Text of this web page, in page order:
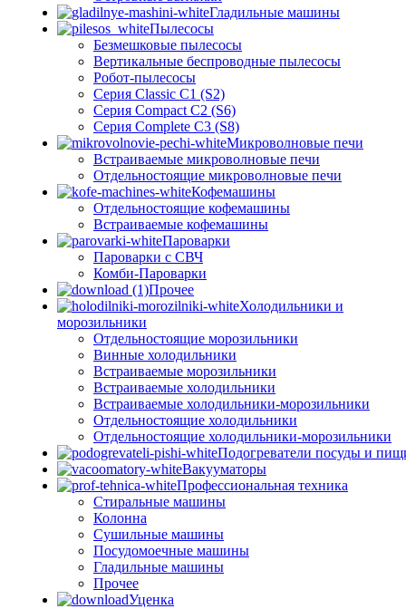
Гладильные машины
Пылесосы
Безмешковые пылесосы
Вертикальные беспроводные пылесосы
Робот-пылесосы
Серия Classic C1 (S2)
Серия Compact C2 (S6)
Серия Complete C3 (S8)
Микроволновые печи
Встраиваемые микроволновые печи
Отдельностоящие микроволновые печи
Кофемашины
Отдельностоящие кофемашины
Встраиваемые кофемашины
Пароварки
Пароварки с СВЧ
Комби-Пароварки
Прочее
Холодильники и
морозильники
Отдельностоящие морозильники
Винные холодильники
Встраиваемые морозильники
Встраиваемые холодильники
Встраиваемые холодильники-морозильники
Отдельностоящие холодильники
Отдельностоящие холодильники-морозильники
Подогреватели посуды и
Вакууматоры
Профессиональная техника
Стиральные машины
Колонна
Сушильные машины
Посудомоечные машины
Гладильные машины
Прочее
Уценка